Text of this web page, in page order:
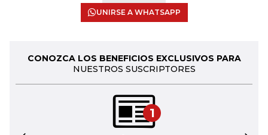
UNIRSE A WHATSAPP
CONOZCA LOS BENEFICIOS EXCLUSIVOS PARA
NUESTROS SUSCRIPTORES
1